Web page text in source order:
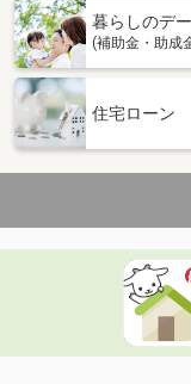
暮らしのデ
(補助金・助成
住宅ローン